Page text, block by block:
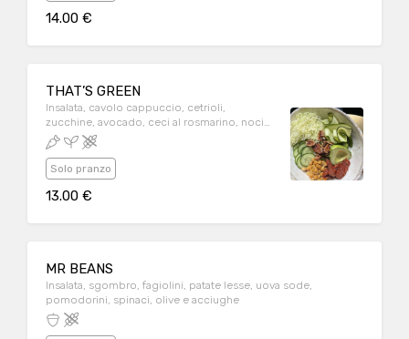
14.00 €
THAT’S GREEN
Insalata, cavolo cappuccio, cetrioli,
zucchine, avocado, ceci al rosmarino, noci
pecan, pomodoro secco
Solo pranzo
13.00 €
MR BEANS
Insalata, sgombro, fagiolini, patate lesse, uova sode,
pomodorini, spinaci, olive e acciughe